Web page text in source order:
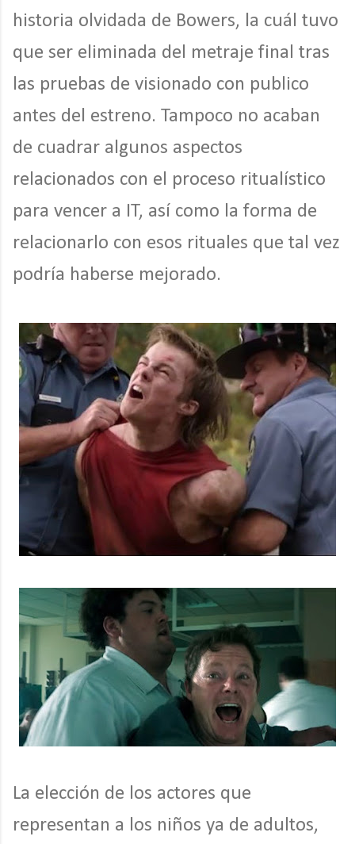
historia olvidada de Bowers, la cuál tuvo
que ser eliminada del metraje final tras
las pruebas de visionado con publico
antes del estreno. Tampoco no acaban
de cuadrar algunos aspectos
relacionados con el proceso ritualístico
para vencer a IT, así como la forma de
relacionarlo con esos rituales que tal vez
podría haberse mejorado.
La elección de los actores que
representan a los niños ya de adultos,